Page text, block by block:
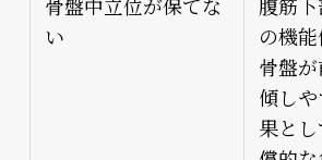
い
の機能
骨盤
傾し
果と